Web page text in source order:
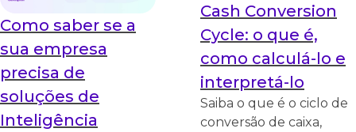
Como saber se a
sua empresa
precisa de
soluções de
Inteligência
Cash Conversion
Cycle: o que é,
como calculá-lo e
interpretá-lo
Saiba o que é o ciclo de
conversão de caixa,